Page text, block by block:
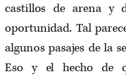
castillos de arena y
oportunidad. Tal
algunos pasajes de la
Eso y el hecho de